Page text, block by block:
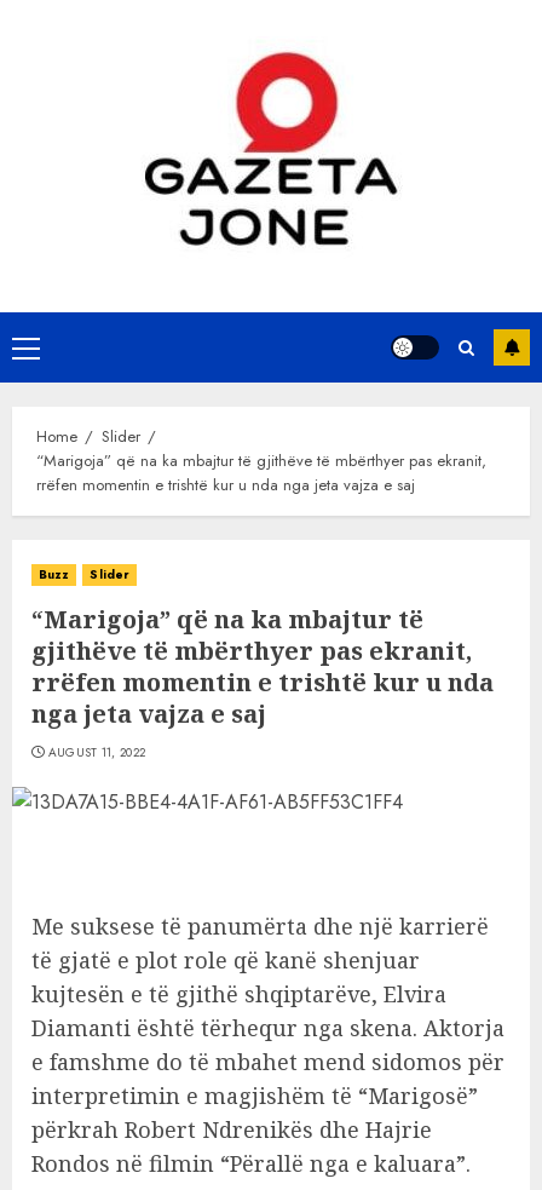
Primary
Menu
Home
Slider
“Marigoja” që na ka mbajtur të gjithëve të mbërthyer pas ekranit,
rrëfen momentin e trishtë kur u nda nga jeta vajza e saj
Buzz Slider
“Marigoja” që na ka mbajtur të
gjithëve të mbërthyer pas ekranit,
rrëfen momentin e trishtë kur u nda
nga jeta vajza e saj
AUGUST 11, 2022
Me suksese të panumërta dhe një karrierë
të gjatë e plot role që kanë shenjuar
kujtesën e të gjithë shqiptarëve, Elvira
Diamanti është tërhequr nga skena. Aktorja
e famshme do të mbahet mend sidomos për
interpretimin e magjishëm të “Marigosë”
përkrah Robert Ndrenikës dhe Hajrie
Rondos në filmin “Përallë nga e kaluara”.